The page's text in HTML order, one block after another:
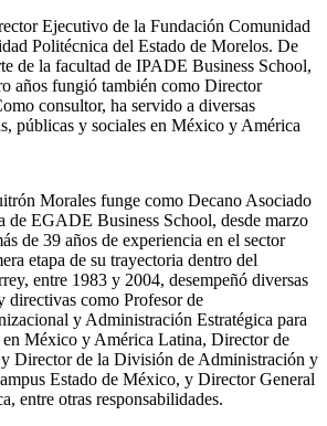
Ejecutivo de la Fundación Comunidad
Politécnica del Estado de Morelos. De
de la facultad de IPADE Business School,
años fungió también como Director
consultor, ha servido a diversas
públicas y sociales en México y América
Morales funge como Decano Asociado
de EGADE Business School, desde marzo
de 39 años de experiencia en el sector
etapa de su trayectoria dentro del
entre 1983 y 2004, desempeñó diversas
directivas como Profesor de
y Administración Estratégica para
en México y América Latina, Director de
Director de la División de Administración y
Estado de México, y Director General
entre otras responsabilidades.